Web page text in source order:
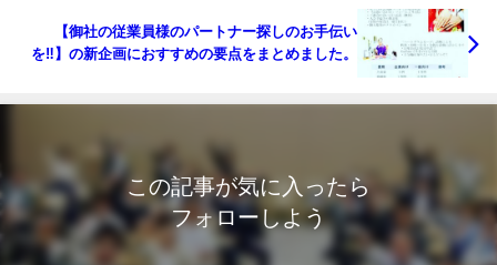
【御社の従業員様のパートナー探しのお手伝い
を‼️】の新企画におすすめの要点をまとめました。
この記事が気に入ったら
フォローしよう